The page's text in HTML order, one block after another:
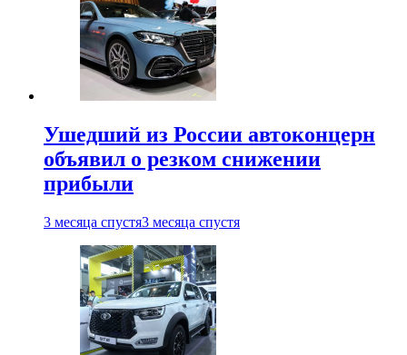
Ушедший из России автоконцерн
объявил о резком снижении
прибыли
3 месяца спустя3 месяца спустя